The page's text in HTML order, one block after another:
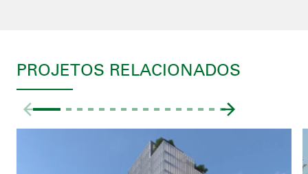
PROJETOS RELACIONADOS